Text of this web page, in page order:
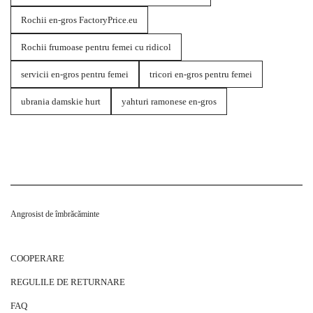
Rochii en-gros FactoryPrice.eu
Rochii frumoase pentru femei cu ridicol
servicii en-gros pentru femei tricori en-gros pentru femei
ubrania damskie hurt yahturi ramonese en-gros
Angrosist de îmbrăcăminte
COOPERARE
REGULILE DE RETURNARE
FAQ